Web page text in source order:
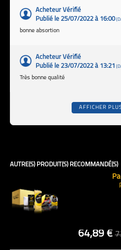
Acheteur Vérifié
Publié le 25/07/2022 à 16:00
bonne absortion
Acheteur Vérifié
Publié le 23/07/2022 à 13:21
Très bonne qualité
AFFICHER
AUTRE(S) PRODUIT(S) RECOMMANDÉ(S)
64,89 €